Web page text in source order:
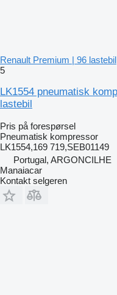
Renault Premium | 96 lastebil
5
LK1554 pneumatisk
lastebil
Pris på forespørsel
Pneumatisk kompressor
LK1554,169 719,SEB01149
Portugal, ARGONCILHE
Manaiacar
Kontakt selgeren